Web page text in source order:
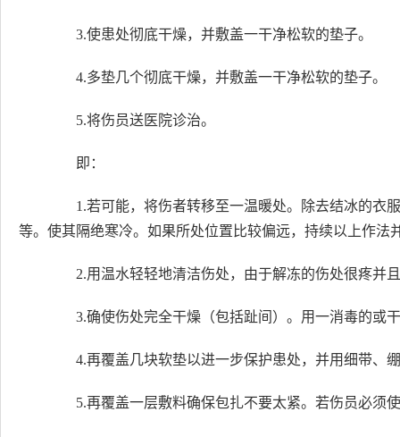
3.使患处彻底干燥，并敷盖一干净松软的垫子。
4.多垫几个彻底干燥，并敷盖一干净松软的垫子。
5.将伤员送医院诊治。
即：
1.若可能，将伤者转移至一温暖处。除去结冰的衣
等。使其隔绝寒冷。如果所处位置比较偏远，持续以上作法
2.用温水轻轻地清洁伤处，由于解冻的伤处很疼并
3.确使伤处完全干燥（包括趾间）。用一消毒的或
4.再覆盖几块软垫以进一步保护患处，并用细带、
5.再覆盖一层敷料确保包扎不要太紧。若伤员必须